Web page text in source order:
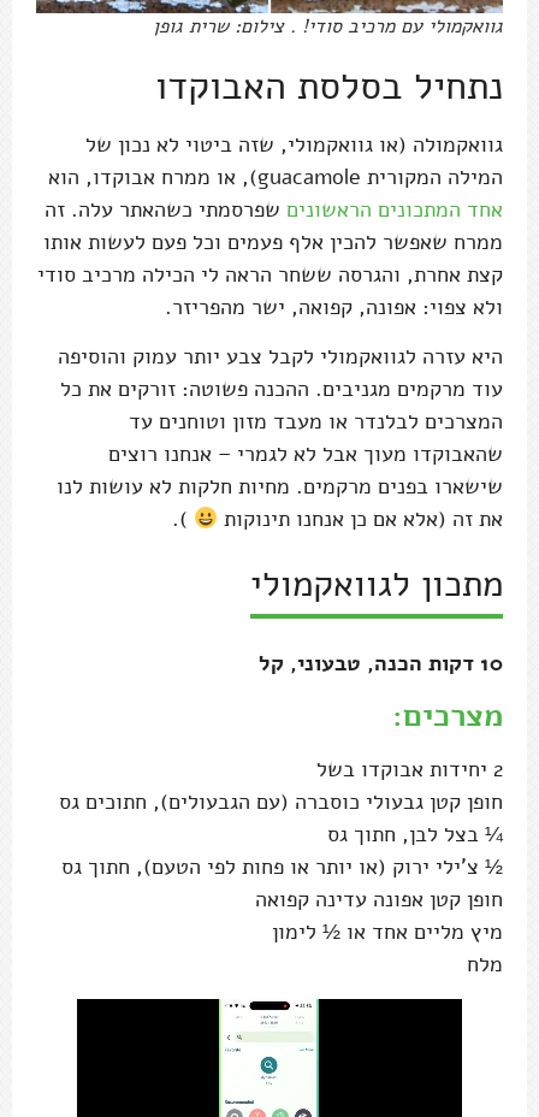
גוואקמולי עם מרכיב סודי! . צילום: שרית גופן
נתחיל בסלסת האבוקדו
גוואקמולה (או גוואקמולי, שזה ביטוי לא נכון של
המילה המקורית guacamole), או ממרח אבוקדו, הוא
אחד המתכונים הראשונים שפרסמתי כשהאתר עלה. זה
ממרח שאפשר להכין אלף פעמים וכל פעם לעשות אותו
קצת אחרת, והגרסה ששחר הראה לי הכילה מרכיב סודי
ולא צפוי: אפונה, קפואה, ישר מהפריזר.
היא עזרה לגוואקמולי לקבל צבע יותר עמוק והוסיפה
עוד מרקמים מגניבים. ההכנה פשוטה: זורקים את כל
המצרכים לבלנדר או מעבד מזון וטוחנים עד
שהאבוקדו מעוך אבל לא לגמרי – אנחנו רוצים
שישארו בפנים מרקמים. מחיות חלקות לא עושות לנו
את זה (אלא אם כן אנחנו תינוקות
).
מתכון לגוואקמולי
10 דקות הכנה, טבעוני, קל
מצרכים:
2 יחידות אבוקדו בשל
חופן קטן גבעולי כוסברה (עם הגבעולים), חתוכים גס
¼ בצל לבן, חתוך גס
½ צ'ילי ירוק (או יותר או פחות לפי הטעם), חתוך גס
חופן קטן אפונה עדינה קפואה
מיץ מליים אחד או ½ לימון
מלח